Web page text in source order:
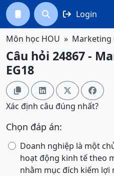
  Login
Môn học HOU Marketing
Câu hỏi 24867 -
EG18
   
Xác định câu đúng nhất?
Chọn đáp án:
Doanh nghiệp là một
hoạt động kinh tế theo
nhằm mục đích kiếm lợi